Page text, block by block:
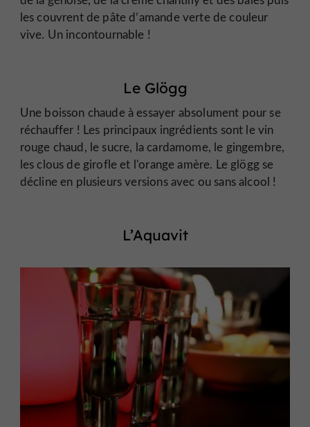
les couvrent de pâte d’amande verte de couleur
vive. Un incontournable !
Le Glögg
Une boisson chaude à essayer absolument pour se
réchauffer ! Les principaux ingrédients sont le vin
rouge chaud, le sucre, la cardamome, le gingembre,
les clous de girofle et l'orange amère. Le glögg se
décline en plusieurs versions avec ou sans alcool !
L’Aquavit